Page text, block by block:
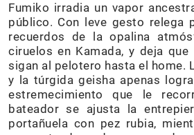
Fumiko irradia un vapor
público. Con leve gesto relega
recuerdos de la opalina
ciruelos en Kamada, y deja
sigan al pelotero hasta el home.
y la túrgida geisha apenas
estremecimiento que le
bateador se ajusta la
portañuela con pez rubia,